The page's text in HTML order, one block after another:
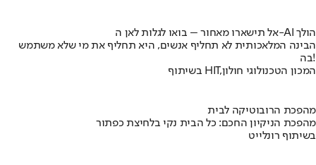
אל תישארו מאחור – בואו לגלות לאן ה-AI הולך
הבינה המלאכותית לא תחליף אנשים, היא תחליף את מי שלא משתמש
בה!
בשיתוף HIT,המכון הטכנולוגי חולון
מהפכת הרובוטיקה לבית
מהפכת הניקיון החכם: כל הבית נקי בלחיצת כפתור
בשיתוף רונלייט